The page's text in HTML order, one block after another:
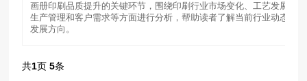
画册印刷品质提升的关键环节，围绕印刷行业市场变化、工艺发展、
生产管理和客户需求等方面进行分析，帮助读者了解当前行业动态与
发展方向。
共1页5条